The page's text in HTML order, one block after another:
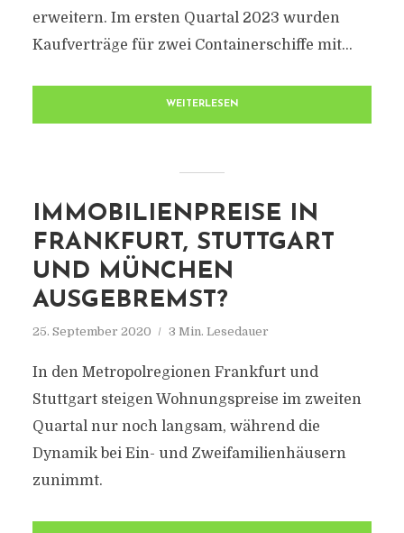
erweitern. Im ersten Quartal 2023 wurden
Kaufverträge für zwei Containerschiffe mit...
WEITERLESEN
IMMOBILIENPREISE IN
FRANKFURT, STUTTGART
UND MÜNCHEN
AUSGEBREMST?
25. September 2020 3 Min. Lesedauer
In den Metropolregionen Frankfurt und
Stuttgart steigen Wohnungspreise im zweiten
Quartal nur noch langsam, während die
Dynamik bei Ein- und Zweifamilienhäusern
zunimmt.